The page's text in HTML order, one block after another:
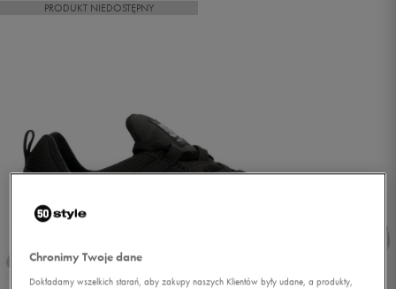
PRODUKT NIEDOSTĘPNY
Chronimy Twoje dane
Dokładamy wszelkich starań, aby zakupy naszych Klientów były udane, a produkty,